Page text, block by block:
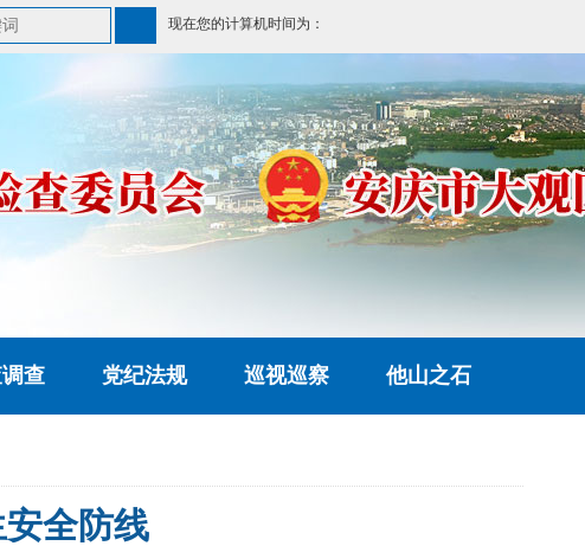
现在您的计算机时间为：
查 党纪法规 巡视巡察 他山之石
全防线